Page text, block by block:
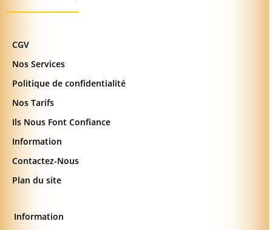
CGV
Nos Services
Politique de confidentialité
Nos Tarifs
Ils Nous Font Confiance
Information
Contactez-Nous
Plan du site
Information